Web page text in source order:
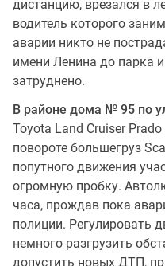
дистанцию, врезался в
водитель которого
аварии никто не
имени Ленина до парка
затруднено.
В районе дома № 95 по
Toyota Land Cruiser
повороте большегруз
попутного движения
огромную пробку.
часа, прождав пока
полиции. Регулировать
немного разгрузить
допустить новых ДТП,